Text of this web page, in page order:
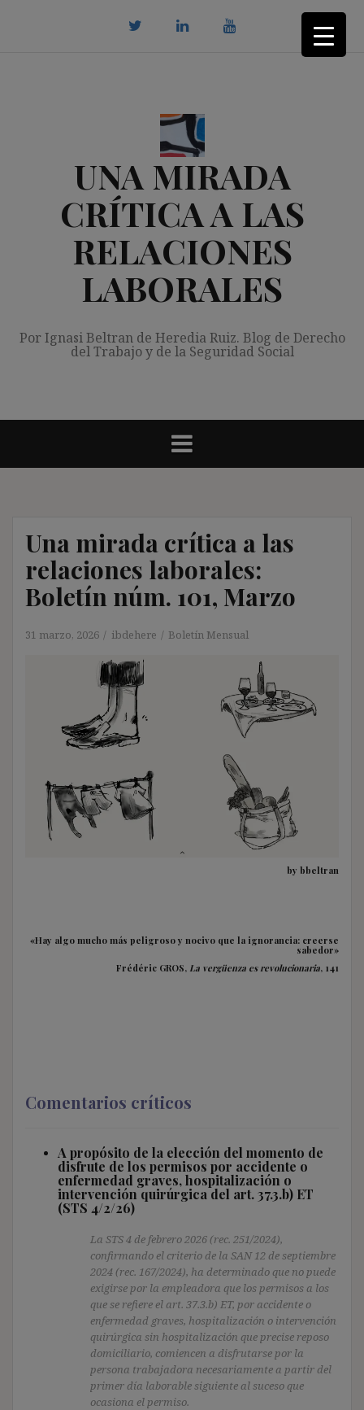
UNA MIRADA
CRÍTICA A LAS
RELACIONES
LABORALES
Por Ignasi Beltran de Heredia Ruiz. Blog de Derecho
del Trabajo y de la Seguridad Social
Una mirada crítica a las
relaciones laborales:
Boletín núm. 101, Marzo
31 marzo, 2026 ibdehere Boletín Mensual
by bbeltran
«Hay algo mucho más peligroso y nocivo que la ignorancia: creerse
sabedor»
Frédéric GROS, La vergüenza es revolucionaria, 141
Comentarios críticos
A propósito de la elección del momento de
disfrute de los permisos por accidente o
enfermedad graves, hospitalización o
intervención quirúrgica del art. 37.3.b) ET
(STS 4/2/26)
La STS 4 de febrero 2026 (rec. 251/2024),
confirmando el criterio de la SAN 12 de septiembre
2024 (rec. 167/2024), ha determinado que no puede
exigirse por la empleadora que los permisos a los
que se refiere el art. 37.3.b) ET, por accidente o
enfermedad graves, hospitalización o intervención
quirúrgica sin hospitalización que precise reposo
domiciliario, comiencen a disfrutarse por la
persona trabajadora necesariamente a partir del
primer día laborable siguiente al suceso que
ocasiona el permiso.